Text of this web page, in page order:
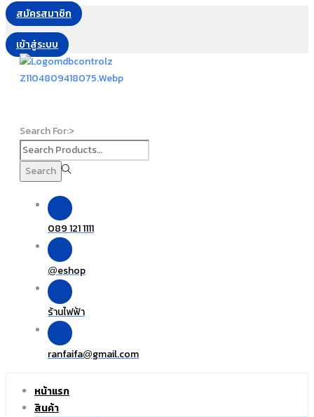
สมัครสมาชิก
เข้าสู่ระบบ
Search For:>
Search
089 121 1111
@eshop
ร้านไฟฟ้า
ranfaifa@gmail.com
หน้าแรก
สินค้า